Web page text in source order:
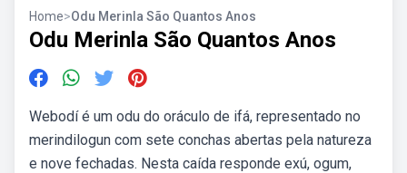
Home>Odu Merinla São Quantos Anos
Odu Merinla São Quantos Anos
Webodí é um odu do oráculo de ifá, representado no
merindilogun com sete conchas abertas pela natureza
e nove fechadas. Nesta caída responde exú, ogum,